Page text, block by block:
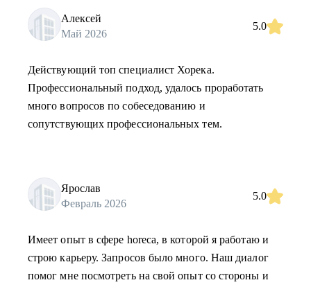
Алексей
Май 2026
5.0
Действующий топ специалист Хорека.
Профессиональный подход, удалось проработать
много вопросов по собеседованию и
сопутствующих профессиональных тем.
Ярослав
Февраль 2026
5.0
Имеет опыт в сфере horeca, в которой я работаю и
строю карьеру. Запросов было много. Наш диалог
помог мне посмотреть на свой опыт со стороны и